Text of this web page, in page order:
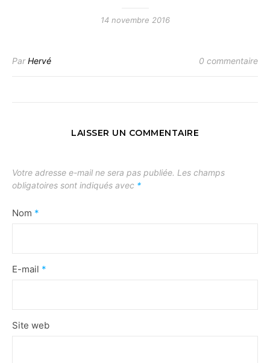
14 novembre 2016
ParHervé 0 commentaire
LAISSER UN COMMENTAIRE
Votre adresse e-mail ne sera pas publiée. Les champs
obligatoires sont indiqués avec *
Nom *
E-mail *
Site web